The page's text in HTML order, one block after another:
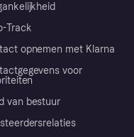
Track
opnemen met Klarna
voor
van bestuur